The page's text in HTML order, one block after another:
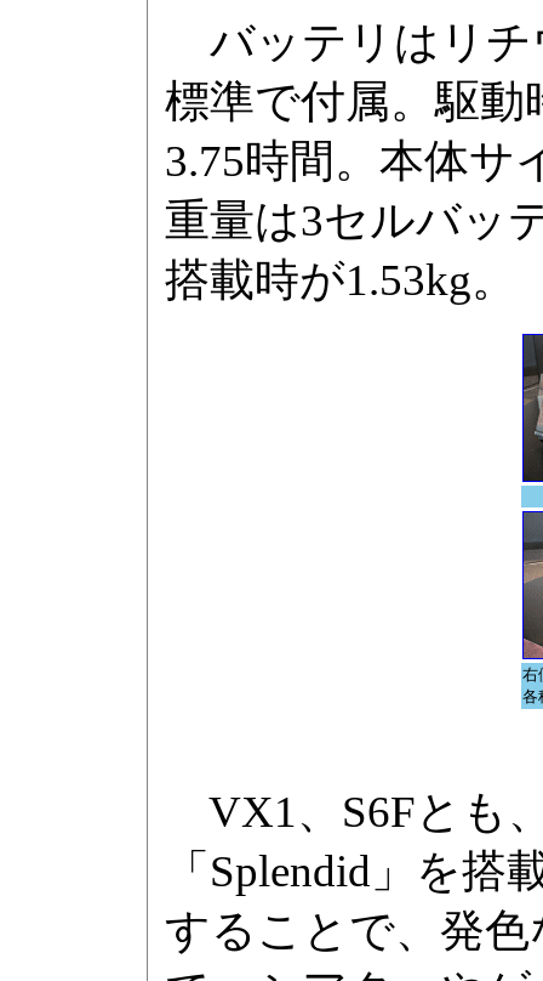
バッテリはリチ
標準で付属。駆動
3.75時間。本体サ
重量は3セルバッ
搭載時が1.53kg。
右
各
VX1、S6Fとも
「Splendid」を
することで、発